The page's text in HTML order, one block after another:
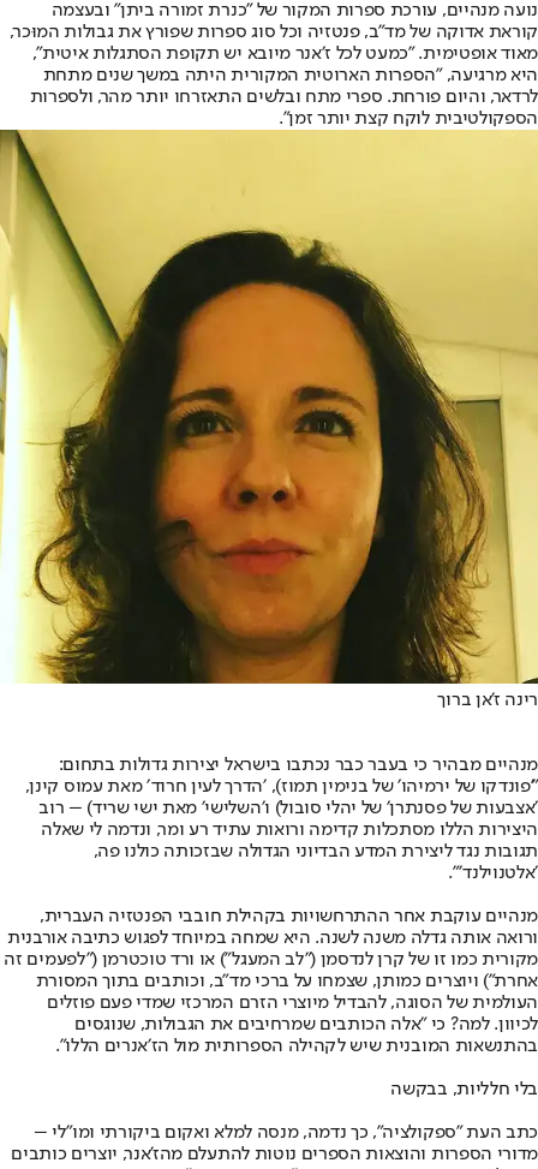
נועה מנהיים, עורכת ספרות המקור של ״כנרת זמורה ביתן״ ובעצמה
קוראת אדוקה של מד״ב, פנטזיה וכל סוג ספרות שפורץ את גבולות המוּכר,
מאוד אופטימית. ״כמעט לכל ז׳אנר מיובא יש תקופת הסתגלות איטית",
היא מרגיעה, "הספרות הארוטית המקורית היתה במשך שנים מתחת
לרדאר, והיום פורחת. ספרי מתח ובלשים התאזרחו יותר מהר, ולספרות
הספקולטיבית לוקח קצת יותר זמן".
רינה ז'אן ברוך
מנהיים מבהיר כי בעבר כבר נכתבו בישראל יצירות גדולות בתחום:
"'פונדקו של ירמיהו׳ של בנימין תמוז), ׳הדרך לעין חרוד׳ מאת עמוס קינן,
׳אצבעות של פסנתרן׳ של יהלי סובול) ו׳השלישי׳ מאת ישי שריד) – רוב
היצירות הללו מסתכלות קדימה ורואות עתיד רע ומר, ונדמה לי שאלה
תגובות נגד ליצירת המדע הבדיוני הגדולה שבזכותה כולנו פה,
׳אלטנוילנד׳״.
מנהיים עוקבת אחר ההתרחשויות בקהילת חובבי הפנטזיה העברית,
ורואה אותה גדלה משנה לשנה. היא שמחה במיוחד לפגוש כתיבה אורבנית
מקורית כמו זו של קרן לנדסמן (״לב המעגל״) או ורד טוכטרמן (״לפעמים זה
אחרת״) ויוצרים כמותן, שצמחו על ברכי מד״ב, וכותבים בתוך המסורת
העולמית של הסוגה, להבדיל מיוצרי הזרם המרכזי שמדי פעם פוזלים
לכיוון. למה? כי "אלה הכותבים שמרחיבים את הגבולות, שנוגסים
בהתנשאות המובנית שיש לקהילה הספרותית מול הז׳אנרים הללו".
בלי חלליות, בבקשה
כתב העת ״ספקולציה״, כך נדמה, מנסה למלא ואקום ביקורתי ומו״לי –
מדורי הספרות והוצאות הספרים נוטות להתעלם מהז'אנר, יוצרים כותבים